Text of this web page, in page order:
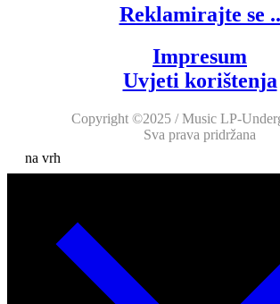
Reklamirajte se ..
Impresum
Uvjeti korištenja
Copyright ©2025 / Music LP-
Sva prava pridržana
na vrh